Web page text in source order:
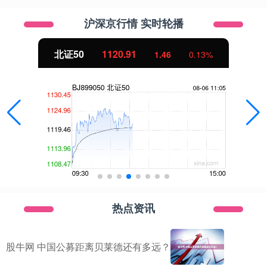
沪深京行情 实时轮播
北证50 1120.91 1.46 0.13%
热点资讯
股牛网 中国公募距离贝莱德还有多远？